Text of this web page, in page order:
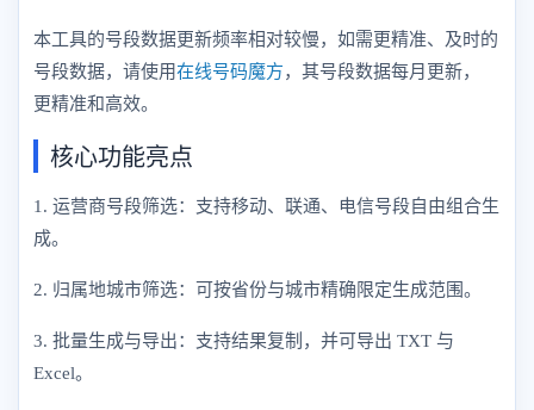
本工具的号段数据更新频率相对较慢，如需更精准、及时的
号段数据，请使用在线号码魔方，其号段数据每月更新，
更精准和高效。
核心功能亮点
1. 运营商号段筛选：支持移动、联通、电信号段自由组合生
成。
2. 归属地城市筛选：可按省份与城市精确限定生成范围。
3. 批量生成与导出：支持结果复制，并可导出 TXT 与
Excel。